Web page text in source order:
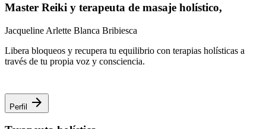
Master Reiki y terapeuta de masaje holístico,
Jacqueline Arlette Blanca Bribiesca
Libera bloqueos y recupera tu equilibrio con terapias holísticas a
través de tu propia voz y consciencia.
Perfil arrow_forward